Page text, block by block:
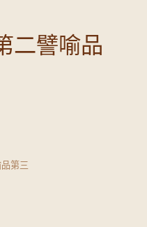
二譬喻品
第三